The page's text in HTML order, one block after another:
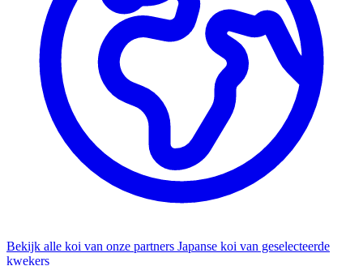
Bekijk alle koi van onze partners Japanse koi van geselecteerde
kwekers